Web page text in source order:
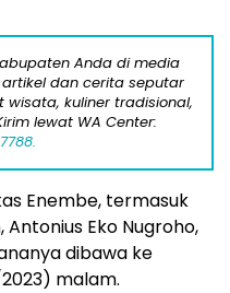
Anda di media
dan cerita seputar
kuliner tradisional,
lewat WA Center:
Enembe, termasuk
Eko Nugroho,
dibawa ke
malam.